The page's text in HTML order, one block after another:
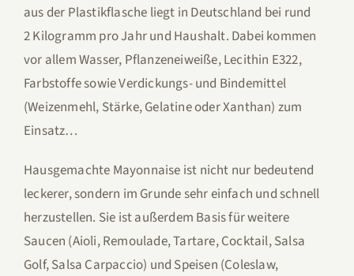
aus der Plastikflasche liegt in Deutschland bei rund
2 Kilogramm pro Jahr und Haushalt. Dabei kommen
vor allem Wasser, Pflanzeneiweiße, Lecithin E322,
Farbstoffe sowie Verdickungs- und Bindemittel
(Weizenmehl, Stärke, Gelatine oder Xanthan) zum
Einsatz…
Hausgemachte Mayonnaise ist nicht nur bedeutend
leckerer, sondern im Grunde sehr einfach und schnell
herzustellen. Sie ist außerdem Basis für weitere
Saucen (Aioli, Remoulade, Tartare, Cocktail, Salsa
Golf, Salsa Carpaccio) und Speisen (Coleslaw,